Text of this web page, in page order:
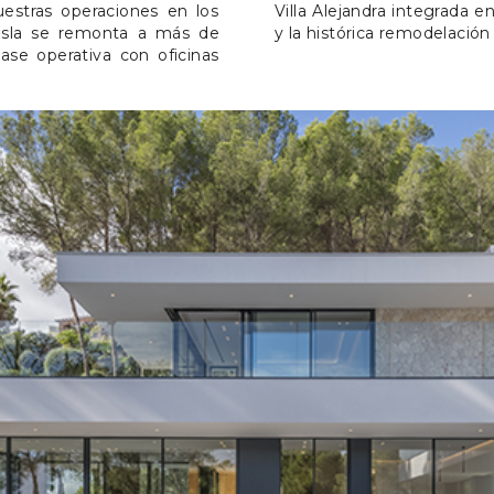
operaciones en los
se remonta a más de
operativa con oficinas
Costa d’En Blanes
y la histórica